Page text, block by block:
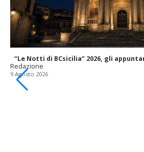
“Le Notti di BCsicilia” 2026, gli
Redazione
9 Agosto 2026